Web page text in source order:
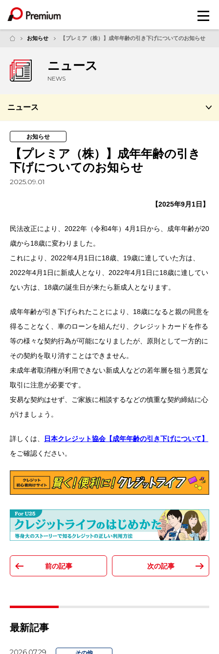
メ
ニ
ュ
お知らせ 【プレミア（株）】成年年齢の引き下げについてのお知らせ
ニュース
NEWS
ニュース
お知らせ
【プレミア（株）】成年年齢の引き
下げについてのお知らせ
2025.09.01
【2025年9月1日】
民法改正により、2022年（令和4年）4月1日から、成年年齢が20
歳から18歳に変わりました。
これにより、2022年4月1日に18歳、19歳に達していた方は、
2022年4月1日に新成人となり、2022年4月1日に18歳に達してい
ない方は、18歳の誕生日が来たら新成人となります。
成年年齢が引き下げられたことにより、18歳になると親の同意を
得ることなく、車のローンを組んだり、クレジットカードを作る
等の様々な契約行為が可能になりましたが、原則として一方的に
その契約を取り消すことはできません。
未成年者取消権が利用できない新成人などの若年層を狙う悪質な
取引に注意が必要です。
安易な契約はせず、ご家族に相談するなどの慎重な契約締結に心
がけましょう。
詳しくは、
日本クレジット協会【成年年齢の引き下げについて】
をご確認ください。
最新記事